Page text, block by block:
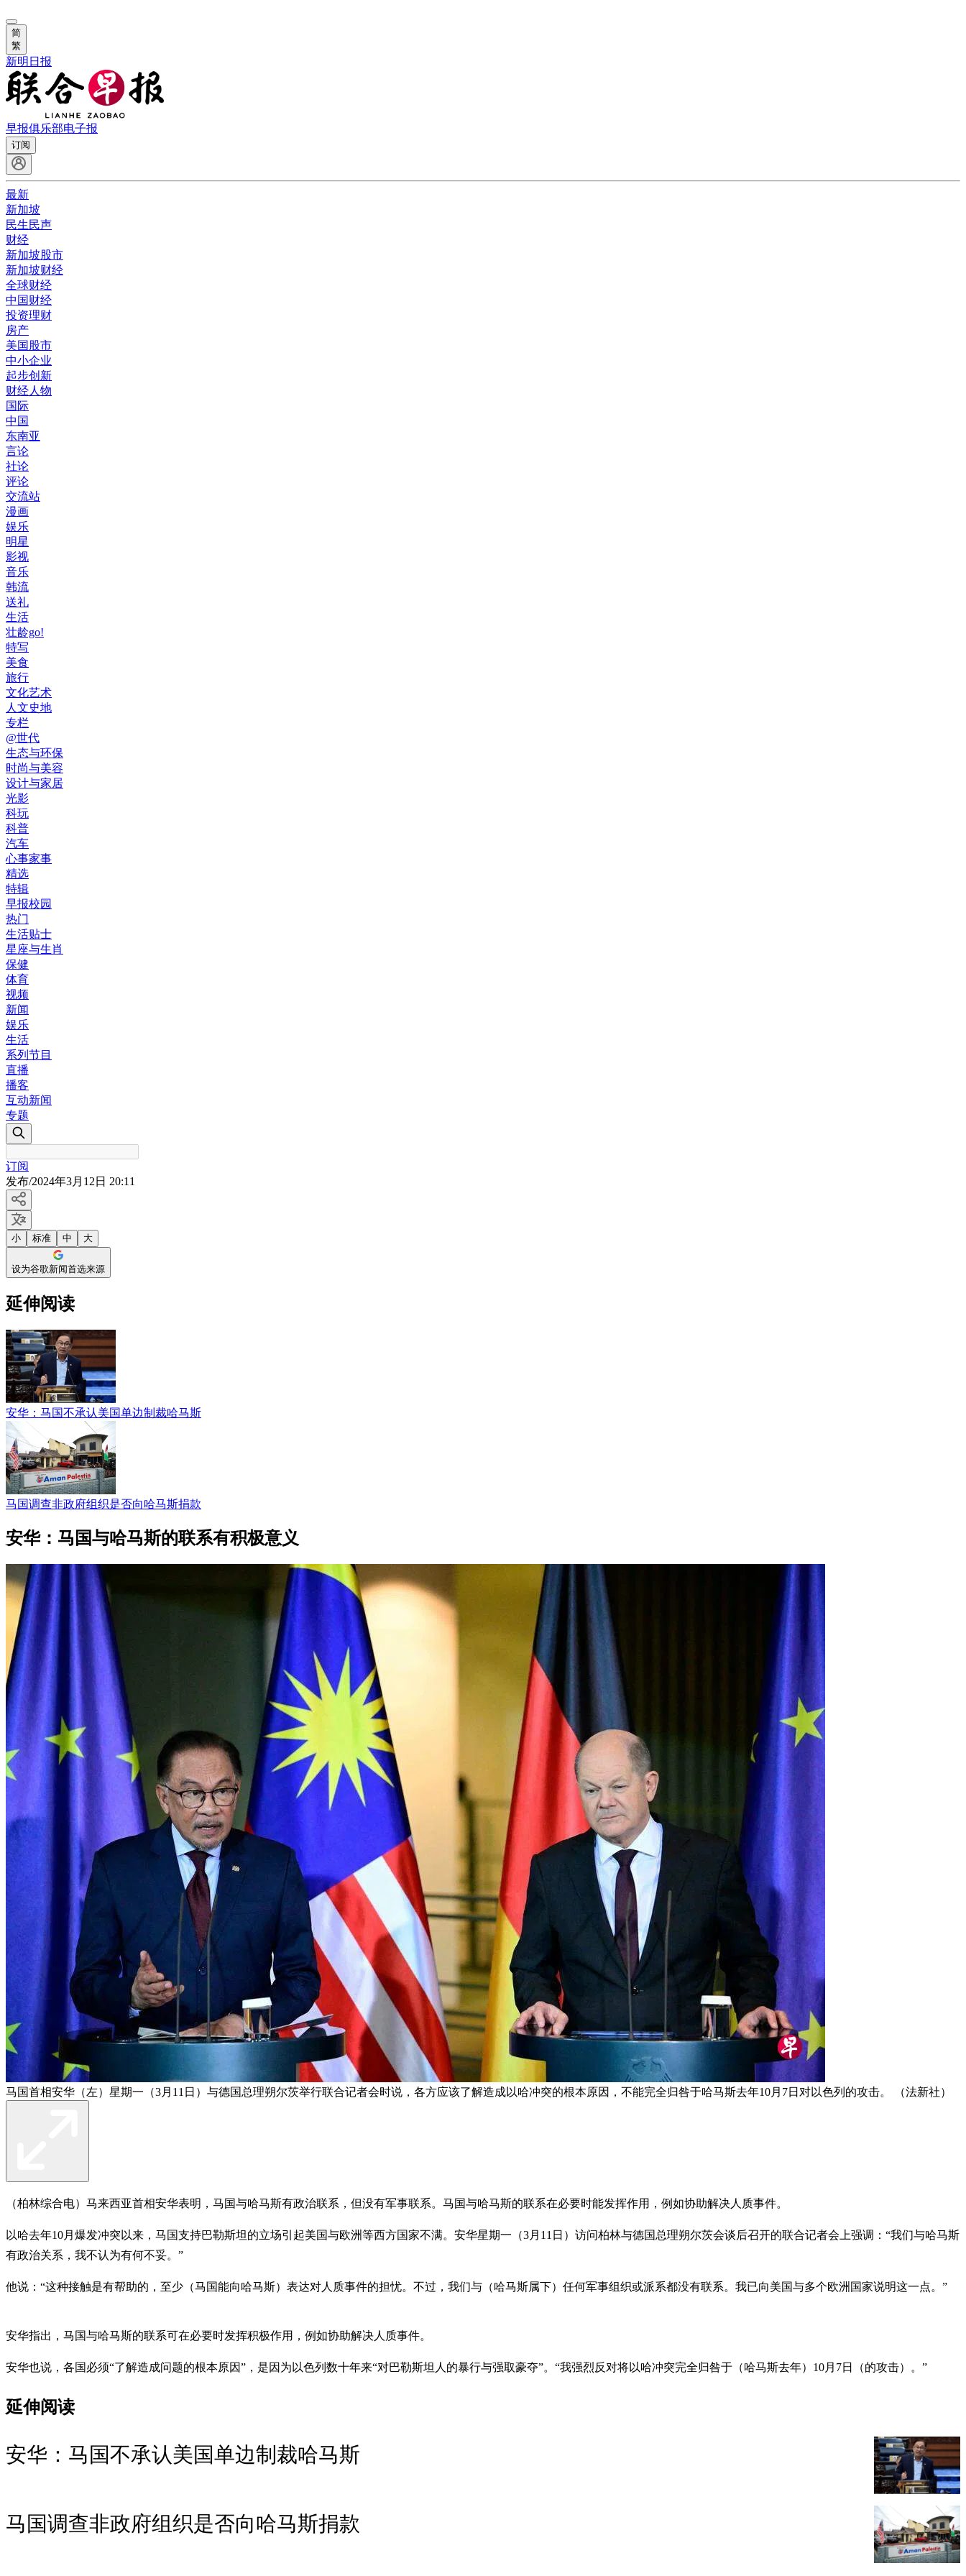
简
繁
新明日报
早报俱乐部电子报
订阅
最新
新加坡
民生民声
财经
新加坡股市
新加坡财经
全球财经
中国财经
投资理财
房产
美国股市
中小企业
起步创新
财经人物
国际
中国
东南亚
言论
社论
评论
交流站
漫画
娱乐
明星
影视
音乐
韩流
送礼
生活
壮龄go!
特写
美食
旅行
文化艺术
人文史地
专栏
@世代
生态与环保
时尚与美容
设计与家居
光影
科玩
科普
汽车
心事家事
精选
特辑
早报校园
热门
生活贴士
星座与生肖
保健
体育
视频
新闻
娱乐
生活
系列节目
直播
播客
互动新闻
专题
订阅
发布/2024年3月12日 20:11
小 标准 中 大
设为谷歌新闻首选来源
延伸阅读
安华：马国不承认美国单边制裁哈马斯
马国调查非政府组织是否向哈马斯捐款
安华：马国与哈马斯的联系有积极意义
马国首相安华（左）星期一（3月11日）与德国总理朔尔茨举行联合记者会时说，各方应该了解造成以哈冲突的根本原因，不能完全归咎于哈马斯去年10月7日对以色列的攻击。 （法新社）
（柏林综合电）马来西亚首相安华表明，马国与哈马斯有政治联系，但没有军事联系。马国与哈马斯的联系在必要时能发挥作用，例如协助解决人质事件。
以哈去年10月爆发冲突以来，马国支持巴勒斯坦的立场引起美国与欧洲等西方国家不满。安华星期一（3月11日）访问柏林与德国总理朔尔茨会谈后召开的联合记者会上强调：“我们与哈马斯
有政治关系，我不认为有何不妥。”
他说：“这种接触是有帮助的，至少（马国能向哈马斯）表达对人质事件的担忧。不过，我们与（哈马斯属下）任何军事组织或派系都没有联系。我已向美国与多个欧洲国家说明这一点。”
安华指出，马国与哈马斯的联系可在必要时发挥积极作用，例如协助解决人质事件。
安华也说，各国必须“了解造成问题的根本原因”，是因为以色列数十年来“对巴勒斯坦人的暴行与强取豪夺”。“我强烈反对将以哈冲突完全归咎于（哈马斯去年）10月7日（的攻击）。”
延伸阅读
安华：马国不承认美国单边制裁哈马斯
马国调查非政府组织是否向哈马斯捐款